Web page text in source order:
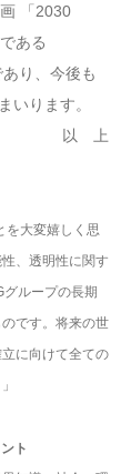
「2030
ある
り、今後も
いります。
以 上
を大変嬉しく思
、透明性に関す
ループの長期
です。将来の世
に向けて全ての
ト